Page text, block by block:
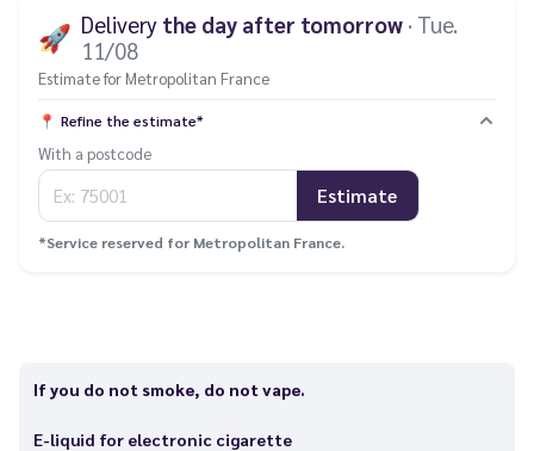
🚀 Delivery the day after tomorrow · Tue.
11/08
Estimate for Metropolitan France
📍 Refine the estimate*
With a postcode
Estimate
*Service reserved for Metropolitan France.
If you do not smoke, do not vape.
E-liquid for electronic cigarette